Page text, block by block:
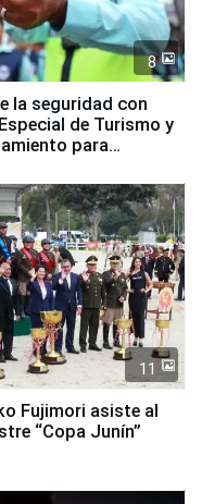
8
la seguridad con
de Turismo y
para
11
Fujimori asiste al
“Copa Junín”